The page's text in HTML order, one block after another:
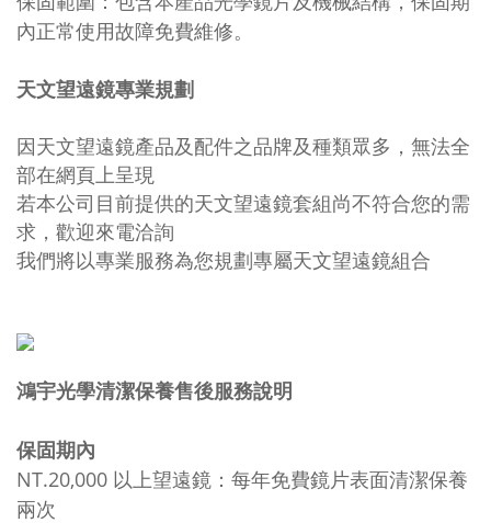
內正常使用故障免費維修。
天文望遠鏡專業規劃
因天文望遠鏡產品及配件之品牌及種類眾多，無法全
部在網頁上呈現
若本公司目前提供的天文望遠鏡套組尚不符合您的需
求，歡迎來電洽詢
我們將以專業服務為您規劃專屬天文望遠鏡組合
鴻宇光學清潔保養售後服務說明
保固期內
NT.20,000 以上望遠鏡：每年免費鏡片表面清潔保養
兩次